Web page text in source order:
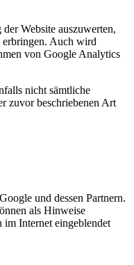
Website auszuwerten,
erbringen. Auch wird
von Google Analytics
nicht sämtliche
zuvor beschriebenen Art
und dessen Partnern.
als Hinweise
Internet eingeblendet